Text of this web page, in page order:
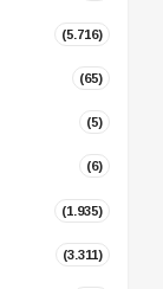
(5.716)
(65)
(5)
(6)
(1.935)
(3.311)